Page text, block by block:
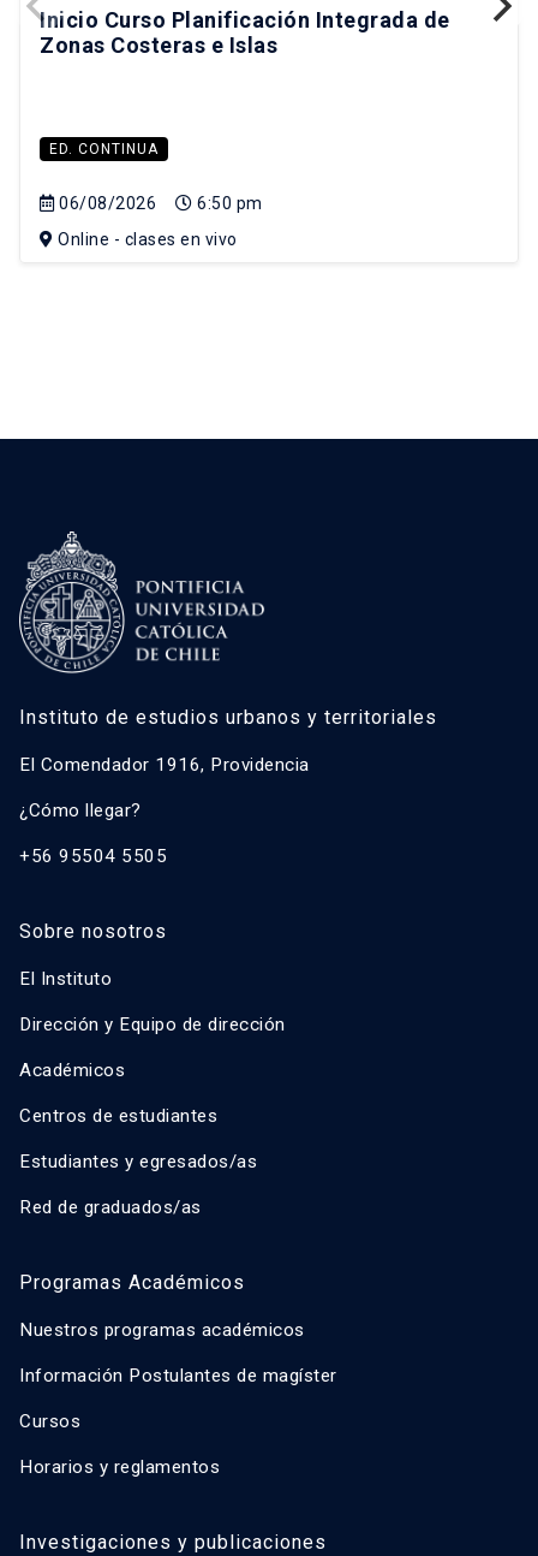
Inicio Curso Planificación Integrada de
Zonas Costeras e Islas
ED. CONTINUA
06/08/2026
6:50 pm
Online - clases en vivo
Instituto de estudios urbanos y territoriales
El Comendador 1916, Providencia
¿Cómo llegar?
+56 95504 5505
Sobre nosotros
El Instituto
Dirección y Equipo de dirección
Académicos
Centros de estudiantes
Estudiantes y egresados/as
Red de graduados/as
Programas Académicos
Nuestros programas académicos
Información Postulantes de magíster
Cursos
Horarios y reglamentos
Investigaciones y publicaciones